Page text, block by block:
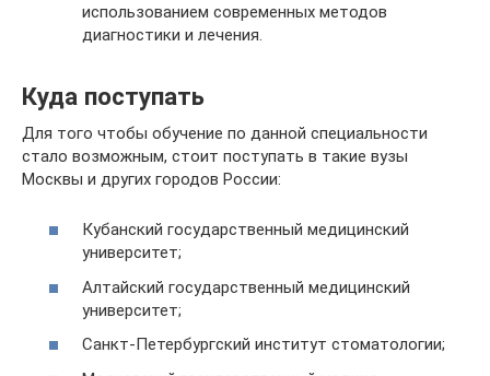
использованием современных методов
диагностики и лечения.
Куда поступать
Для того чтобы обучение по данной специальности
стало возможным, стоит поступать в такие вузы
Москвы и других городов России:
Кубанский государственный медицинский
университет;
Алтайский государственный медицинский
университет;
Санкт-Петербургский институт стоматологии;